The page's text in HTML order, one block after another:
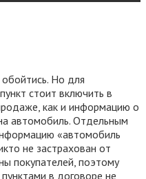
Но для
стоит включить в
как и информацию о
автомобиль. Отдельным
«автомобиль
не застрахован от
покупателей, поэтому
в договоре не